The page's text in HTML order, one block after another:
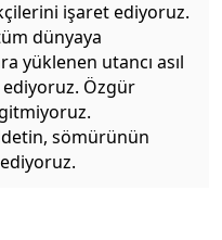
işaret ediyoruz.
dünyaya
yüklenen utancı asıl
Özgür
sömürünün